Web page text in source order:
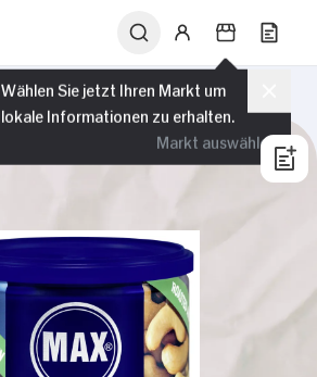
Wählen Sie jetzt Ihren Markt um
lokale Informationen zu erhalten.
Markt auswählen